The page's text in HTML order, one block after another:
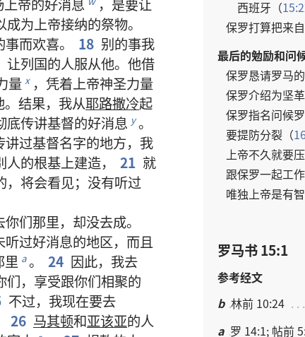
上帝的好消息 ， 是要让
成为上帝接纳的祭物。
事而欢喜。 18 别的事我
让列国的人服从他。 他借
量 x ， 凭着上帝神圣力量
。 结果， 我从耶路撒冷起
底传讲基督的好消息 y 。
讲过基督名字的地方， 我
人的根基上建造， 21 就
， 将会看见； 没有听过
你们那里， 却没去成。
听过好消息的地区， 而且
里 a 。 24 因此， 我去
们， 享受跟你们相聚的
不过， 我现在要去
26 马其顿和亚该亚的人
西班牙 （
保罗打算把来自
最后的勉励和问
保罗恳请罗马的
保罗介绍为坚
保罗指名问候
要提防分裂 （
上帝不久就要压
跟保罗一起工作
唯独上帝是有
罗马书 15:1
参考经文
b 林前 10:24
a 罗 14:1; 帖前